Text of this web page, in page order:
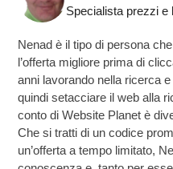
Specialista prezzi e
Nenad è il tipo di persona
l’offerta migliore prima di
anni lavorando nella ricerca
quindi setacciare il web alla
conto di Website Planet è
Che si tratti di un codice
un’offerta a tempo limitato,